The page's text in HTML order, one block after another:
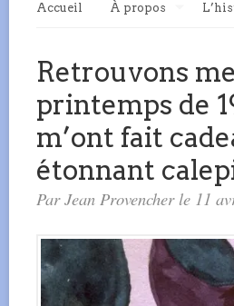
Accueil À propos
Retrouvons
printemps de
m’ont fait
étonnant
Par Jean Provencher le 11